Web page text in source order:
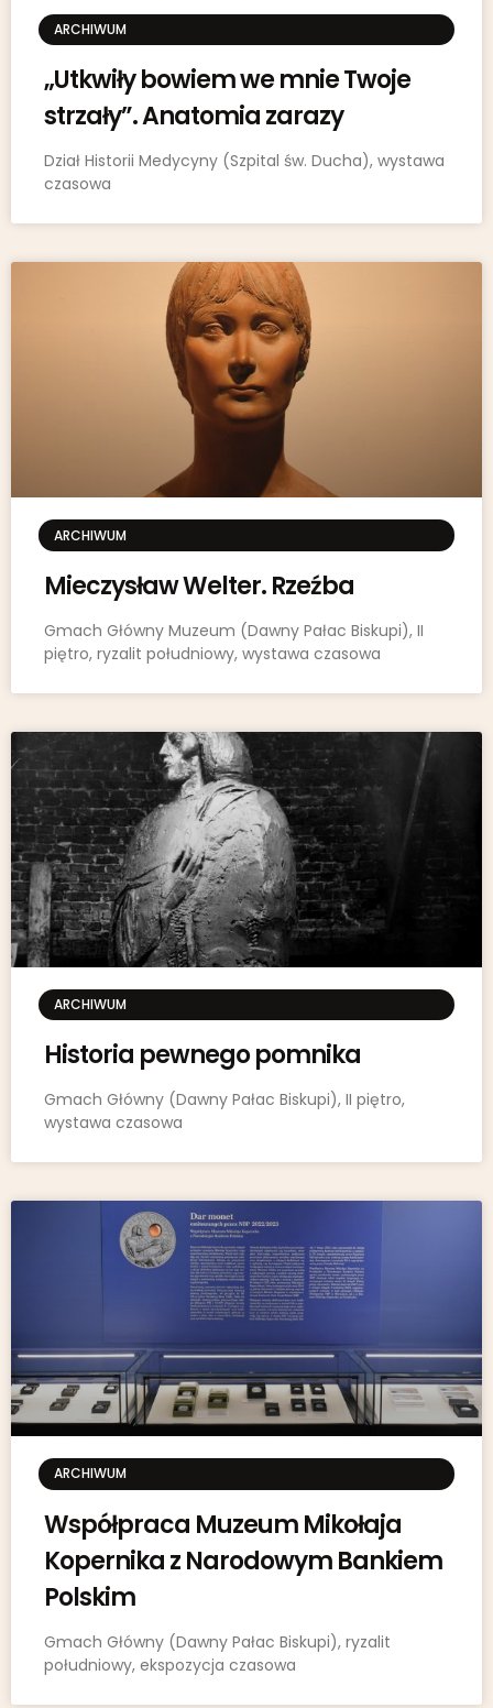
ARCHIWUM
„Utkwiły bowiem we mnie Twoje
strzały”. Anatomia zarazy
Dział Historii Medycyny (Szpital św. Ducha), wystawa
czasowa
ARCHIWUM
Mieczysław Welter. Rzeźba
Gmach Główny Muzeum (Dawny Pałac Biskupi), II
piętro, ryzalit południowy, wystawa czasowa
ARCHIWUM
Historia pewnego pomnika
Gmach Główny (Dawny Pałac Biskupi), II piętro,
wystawa czasowa
ARCHIWUM
Współpraca Muzeum Mikołaja
Kopernika z Narodowym Bankiem
Polskim
Gmach Główny (Dawny Pałac Biskupi), ryzalit
południowy, ekspozycja czasowa